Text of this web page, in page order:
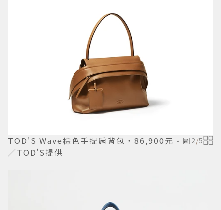
TOD'S Wave棕色手提肩背包，86,900元。圖
／TOD'S提供
2/5